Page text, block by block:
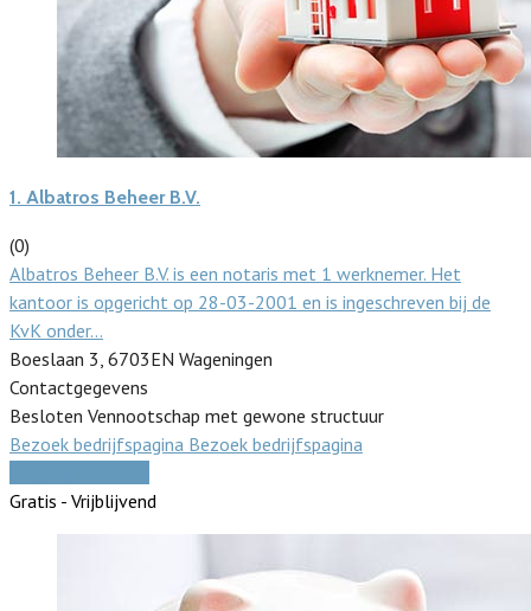
1. Albatros Beheer B.V.
(0)
Albatros Beheer B.V. is een notaris met 1 werknemer. Het
kantoor is opgericht op 28-03-2001 en is ingeschreven bij de
KvK onder…
Boeslaan 3, 6703EN Wageningen
Contactgegevens
Besloten Vennootschap met gewone structuur
Bezoek bedrijfspagina Bezoek bedrijfspagina
Gratis - Vrijblijvend